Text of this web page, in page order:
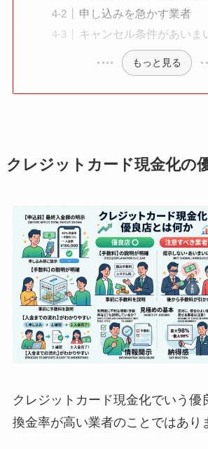
申し込みを急かす業者
キャンセル条件があいま
もっと見る
クレジットカード現金化の
クレジットカード現金化でいう優
換金率が高い業者のことではあり